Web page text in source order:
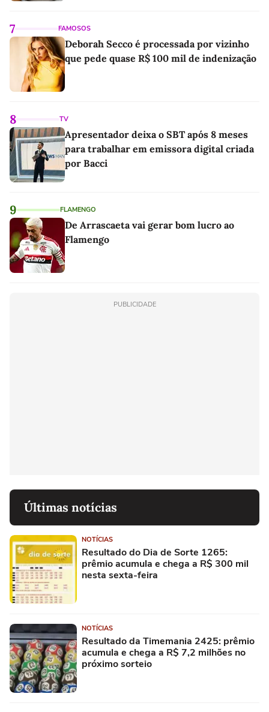
7 FAMOSOS
Deborah Secco é processada por vizinho
que pede quase R$ 100 mil de indenização
8 TV
Apresentador deixa o SBT após 8 meses
para trabalhar em emissora digital criada
por Bacci
9 FLAMENGO
De Arrascaeta vai gerar bom lucro ao
Flamengo
PUBLICIDADE
Últimas notícias
NOTÍCIAS
Resultado do Dia de Sorte 1265:
prêmio acumula e chega a R$ 300 mil
nesta sexta-feira
NOTÍCIAS
Resultado da Timemania 2425: prêmio
acumula e chega a R$ 7,2 milhões no
próximo sorteio